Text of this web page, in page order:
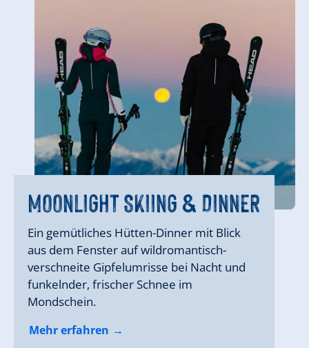
GOOD MORNING SKIING IM
MÄRZ
Mehr erfahren
MOONLIGHT SKIING & DINNER
Ein gemütliches Hütten-Dinner mit Blick
aus dem Fenster auf wildromantisch-
verschneite Gipfelumrisse bei Nacht und
funkelnder, frischer Schnee im
Mondschein.
Mehr erfahren
GOOD MORNING SKIING IM
MÄRZ
Mehr erfahren
MOONLIGHT SKIING & DINNER
Mehr erfahren